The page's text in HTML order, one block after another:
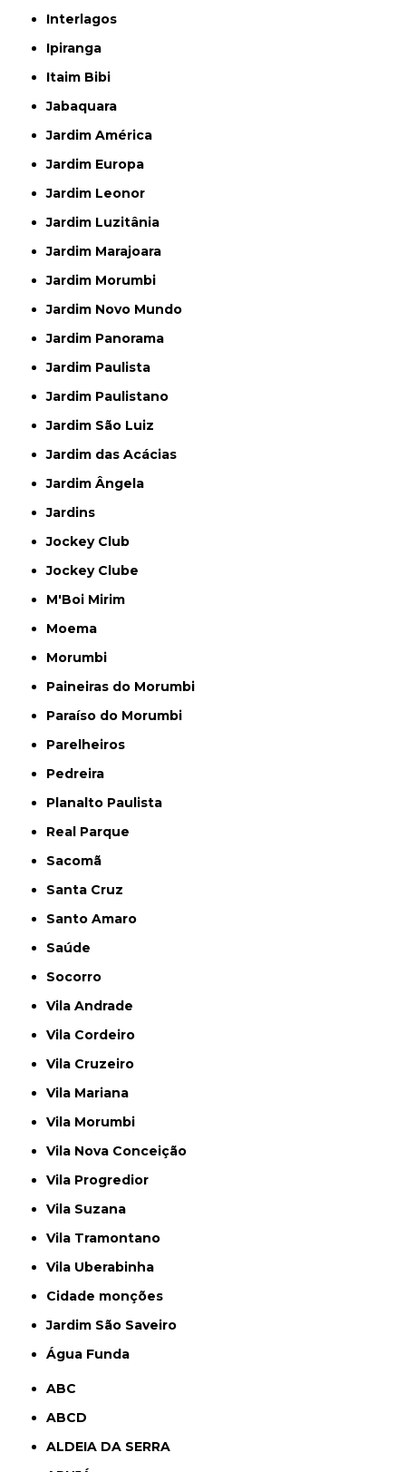
Interlagos
Ipiranga
Itaim Bibi
Jabaquara
Jardim América
Jardim Europa
Jardim Leonor
Jardim Luzitânia
Jardim Marajoara
Jardim Morumbi
Jardim Novo Mundo
Jardim Panorama
Jardim Paulista
Jardim Paulistano
Jardim São Luiz
Jardim das Acácias
Jardim Ângela
Jardins
Jockey Club
Jockey Clube
M'Boi Mirim
Moema
Morumbi
Paineiras do Morumbi
Paraíso do Morumbi
Parelheiros
Pedreira
Planalto Paulista
Real Parque
Sacomã
Santa Cruz
Santo Amaro
Saúde
Socorro
Vila Andrade
Vila Cordeiro
Vila Cruzeiro
Vila Mariana
Vila Morumbi
Vila Nova Conceição
Vila Progredior
Vila Suzana
Vila Tramontano
Vila Uberabinha
cidade monções
jardim São Saveiro
Água Funda
ABC
ABCD
ALDEIA DA SERRA